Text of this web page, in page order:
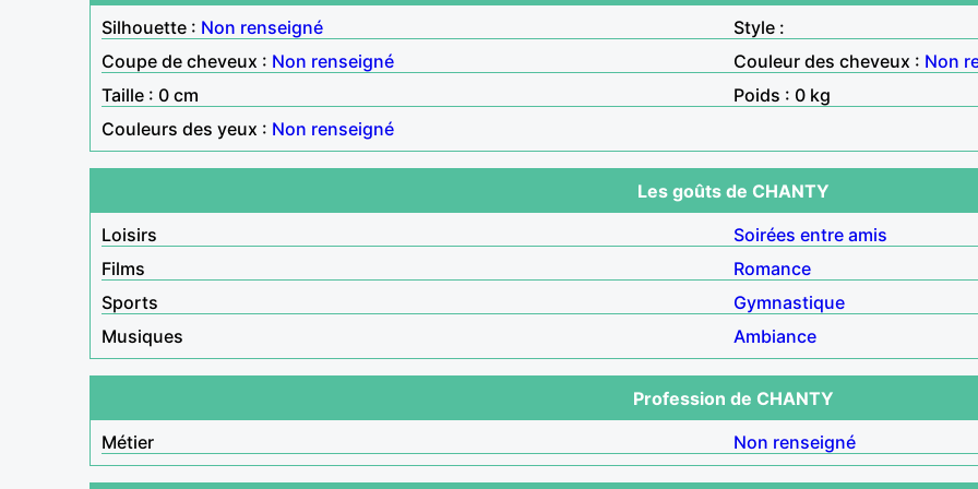
Silhouette : Non renseigné
Style :
Coupe de cheveux : Non renseigné Couleur des cheveux : Non
Taille : 0 cm
Poids : 0 kg
Couleurs des yeux : Non renseigné
Les goûts de CHANTY
Loisirs
Soirées entre amis
Films
Romance
Sports
Gymnastique
Musiques
Ambiance
Profession de CHANTY
Métier
Non renseigné